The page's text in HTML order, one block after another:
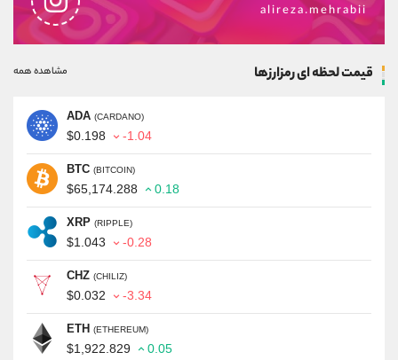
alireza.mehrabii
قیمت لحظه ای رمزارزها مشاهده همه
ADA (CARDANO)
$0.198 -1.04
BTC (BITCOIN)
$65,174.288 0.18
XRP (RIPPLE)
$1.043 -0.28
CHZ (CHILIZ)
$0.032 -3.34
ETH (ETHEREUM)
$1,922.829 0.05